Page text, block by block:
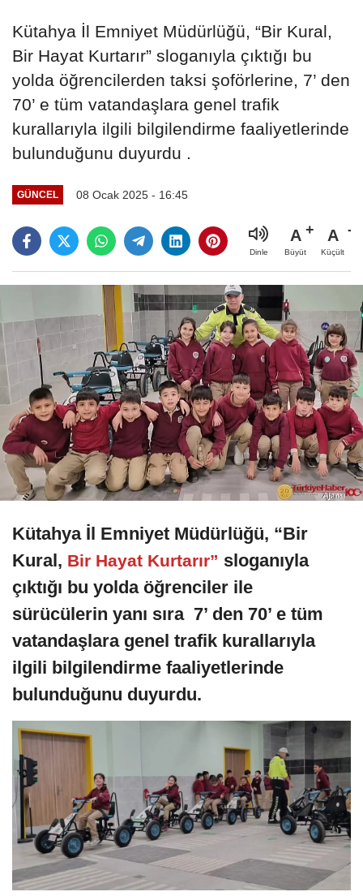
Kütahya İl Emniyet Müdürlüğü, “Bir Kural,
Bir Hayat Kurtarır” sloganıyla çıktığı bu
yolda öğrencilerden taksi şoförlerine, 7’ den
70’ e tüm vatandaşlara genel trafik
kurallarıyla ilgili bilgilendirme faaliyetlerinde
bulunduğunu duyurdu .
GÜNCEL 08 Ocak 2025 - 16:45
Dinle
A
Büyüt
A
Küçült
Kütahya İl Emniyet Müdürlüğü, “Bir
Kural, Bir Hayat Kurtarır” sloganıyla
çıktığı bu yolda öğrenciler ile
sürücülerin yanı sıra 7’ den 70’ e tüm
vatandaşlara genel trafik kurallarıyla
ilgili bilgilendirme faaliyetlerinde
bulunduğunu duyurdu.